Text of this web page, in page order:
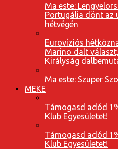
Ma este:
Portugália dönt az
hétvégén
Eurovíziós
Marino dalt
Királyság
Ma este: Szuper
MEKE
Támogasd adód
Klub Egyesületet!
Támogasd adód
Klub Egyesületet!